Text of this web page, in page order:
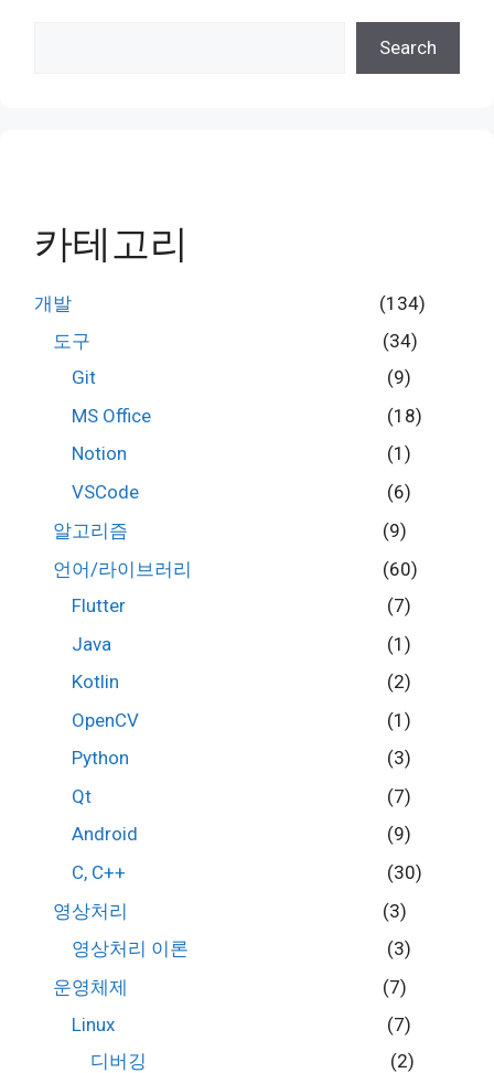
Search
카테고리
개발
(134)
도구
(34)
Git
(9)
MS Office
(18)
Notion
(1)
VSCode
(6)
알고리즘
(9)
언어/라이브러리
(60)
Flutter
(7)
Java
(1)
Kotlin
(2)
OpenCV
(1)
Python
(3)
Qt
(7)
Android
(9)
C, C++
(30)
영상처리
(3)
영상처리 이론
(3)
운영체제
(7)
Linux
(7)
디버깅
(2)